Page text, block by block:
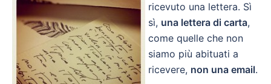
ricevuto una lettera. Sì
sì, una lettera di carta,
come quelle che non
siamo più abituati a
ricevere, non una email.